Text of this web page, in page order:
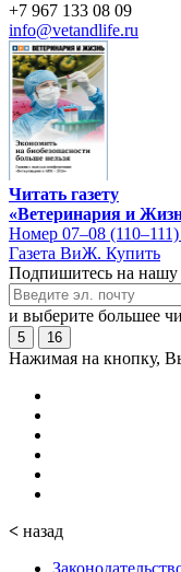
+7 967 133 08 09
info@vetandlife.ru
Читать газету
«Ветеринария и
Номер 07–08
Газета ВиЖ. Купить
Подпишитесь на нашу
и выберите большее
5 16
Нажимая на кнопку,
< назад